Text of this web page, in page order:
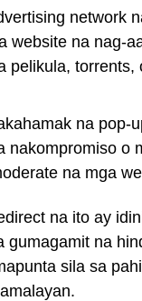
network
website na nag-
pelikula, torrents,
na pop-
nakompromiso o
na mga
na ito ay
gumagamit na
sila sa